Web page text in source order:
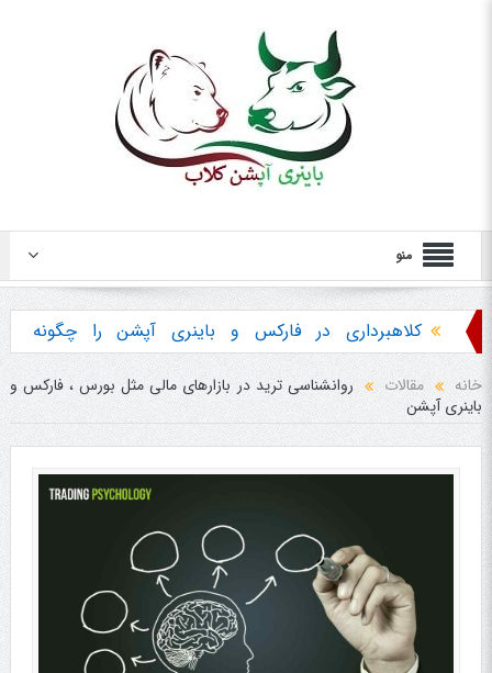
منو
کلاهبرداری در فارکس و باینری آپشن را چگونه
تشخیص دهیم ؟
هشدار در مورد خرید استراتژی ها و پکیج آموزش
باینری آپشن
خانه مقالات
روانشناسی ترید در بازارهای مالی مثل بورس ، فارکس و
باینری آپشن